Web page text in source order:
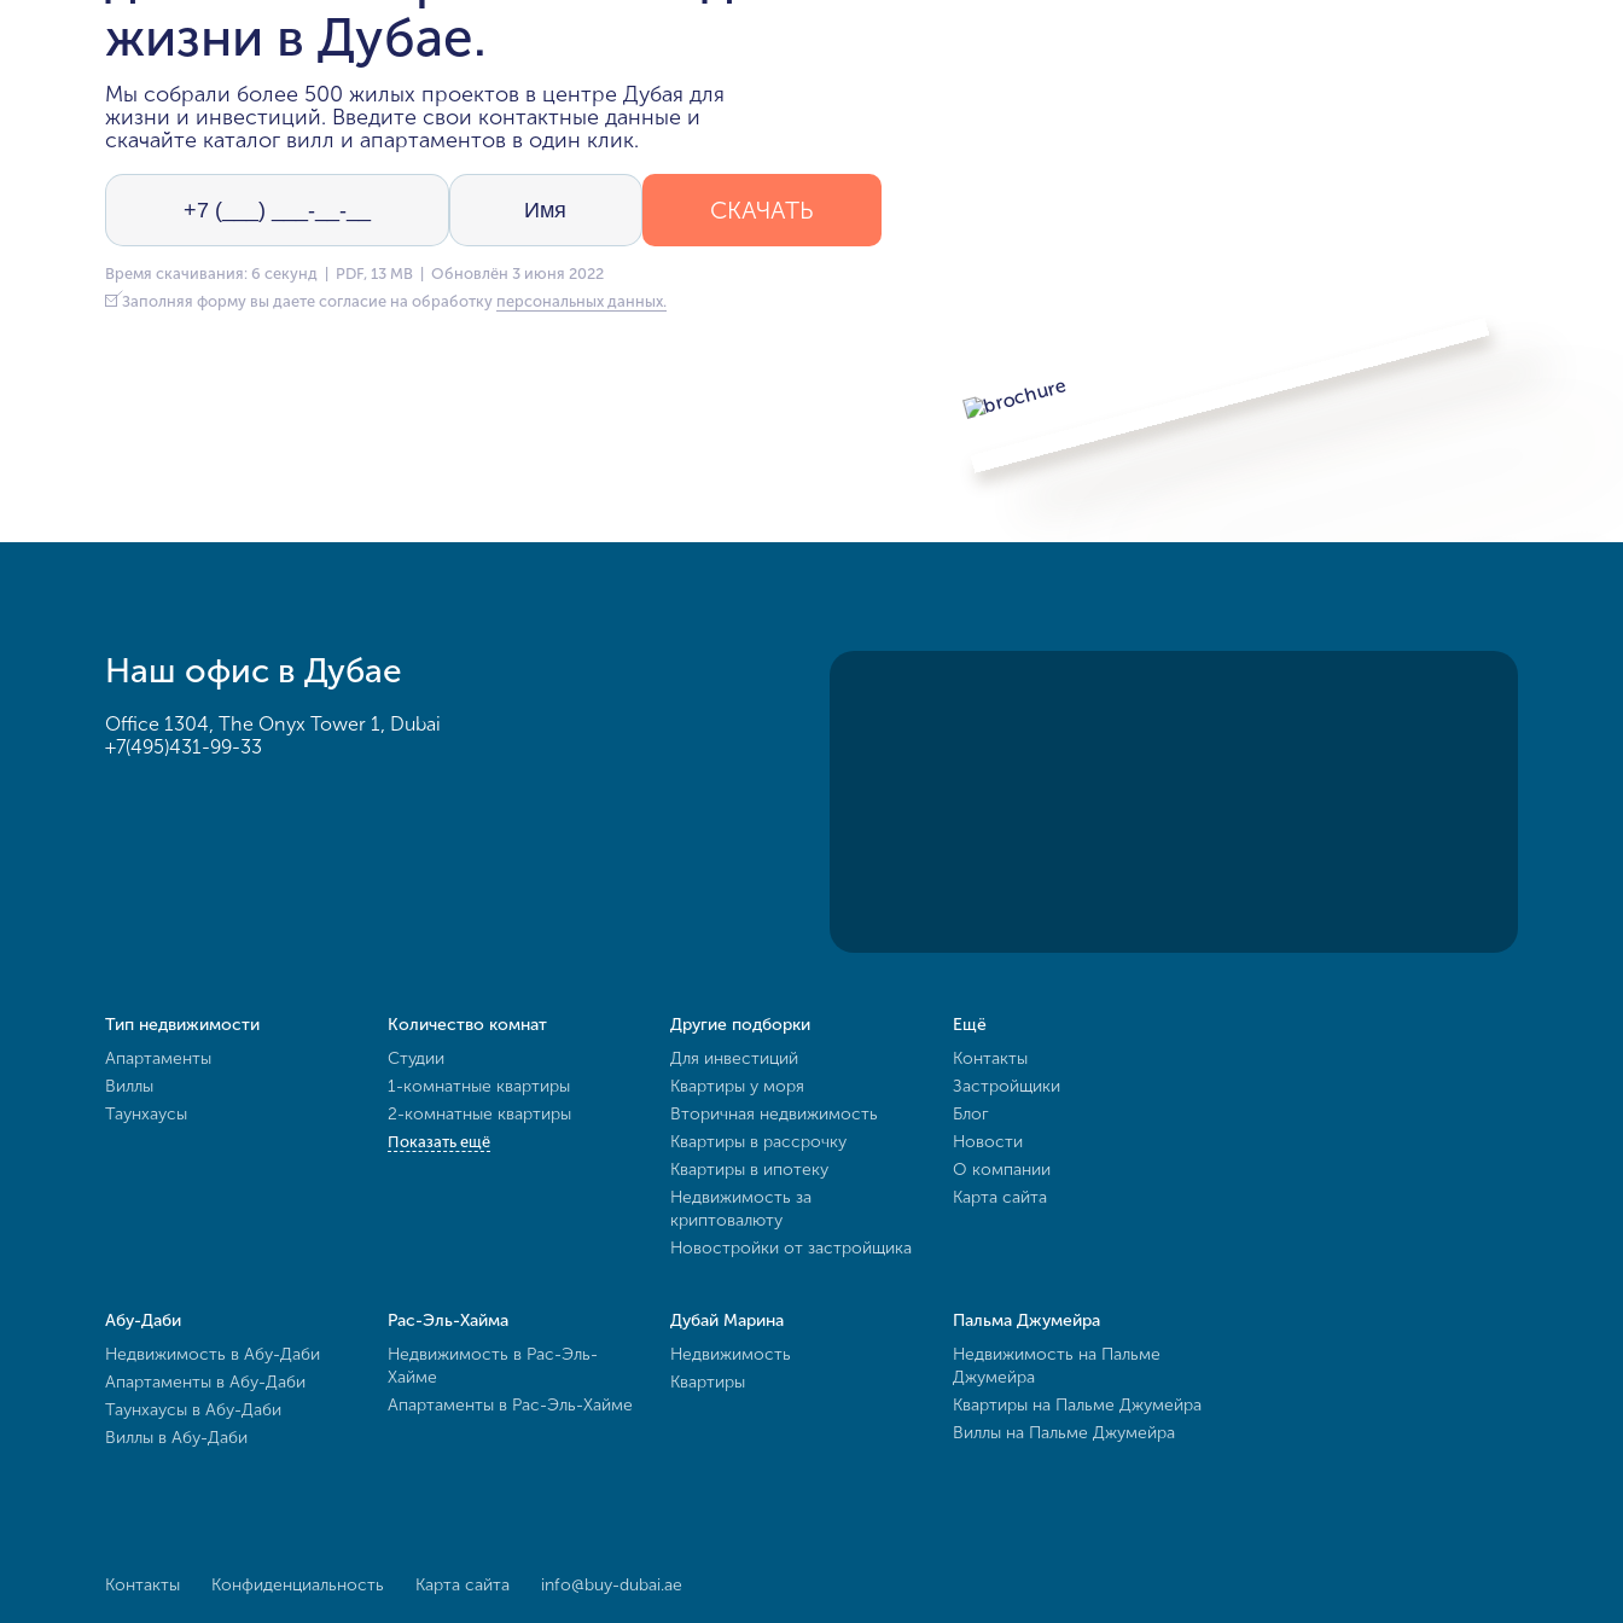
жизни в Дубае.
Мы собрали более 500 жилых проектов в центре Дубая для
жизни и инвестиций. Введите свои контактные данные и
скачайте каталог вилл и апартаментов в один клик.
СКАЧАТЬ
Время скачивания: 6 секунд | PDF, 13 MB | Обновлён 3 июня 2022
Заполняя форму вы даете согласие на обработку персональных данных.
Наш офис в Дубае
Office 1304, The Onyx Tower 1, Dubai
+7(495)431-99-33
Тип недвижимости
Апартаменты
Виллы
Таунхаусы
Количество комнат
Студии
1-комнатные квартиры
2-комнатные квартиры
Показать ещё
Другие подборки
Для инвестиций
Квартиры у моря
Вторичная недвижимость
Квартиры в рассрочку
Квартиры в ипотеку
Недвижимость за
криптовалюту
Новостройки от застройщика
Ещё
Контакты
Застройщики
Блог
Новости
О компании
Карта сайта
Абу-Даби
Недвижимость в Абу-Даби
Апартаменты в Абу-Даби
Таунхаусы в Абу-Даби
Виллы в Абу-Даби
Рас-Эль-Хайма
Недвижимость в Рас-Эль-
Хайме
Апартаменты в Рас-Эль-Хайме
Дубай Марина
Недвижимость
Квартиры
Пальма Джумейра
Недвижимость на Пальме
Джумейра
Квартиры на Пальме Джумейра
Виллы на Пальме Джумейра
Контакты Конфиденциальность Карта сайта info@buy-dubai.ae